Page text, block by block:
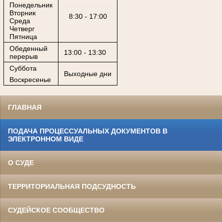
Понедельник
Вторник
Среда
Четверг
Пятница
8:30 - 17:00
Обеденный
перерыв
13:00 - 13:30
Суббота
Воскресенье
Выходные дни
ГЛАВНАЯ
ПОДАЧА ПРОЦЕССУАЛЬНЫХ ДОКУМЕНТОВ В
ЭЛЕКТРОННОМ ВИДЕ
О СУДЕ
ТЕРРИТОРИАЛЬНАЯ ПОДСУДНОСТЬ
СУДЕЙСКОЕ СООБЩЕСТВО